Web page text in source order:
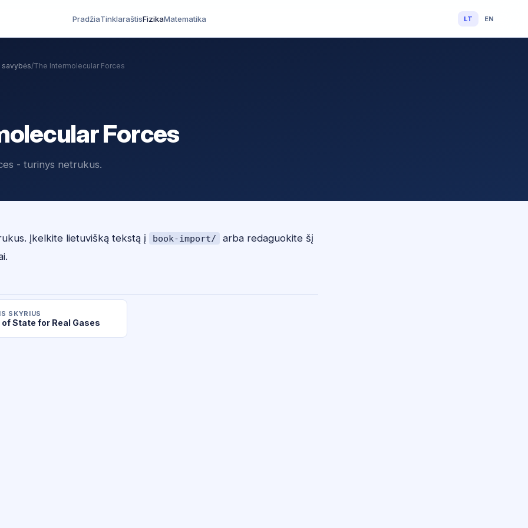
PradžiaTinklaraštisFizikaMatematika LT EN
savybės/The Intermolecular Forces
Forces
- turinys netrukus.
Įkelkite lietuvišką tekstą į book-import/
arba redaguokite šį
SKYRIUS
State for Real Gases